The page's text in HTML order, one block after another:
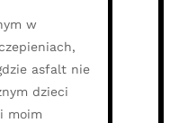
w
asfalt nie
dzieci
moim